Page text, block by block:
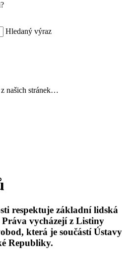
Hledaný výraz
z našich stránek…
respektuje základní lidská
vycházejí z Listiny
která je součástí Ústavy
Republiky.